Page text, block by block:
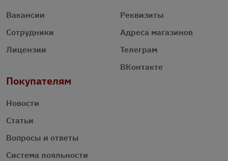
Вакансии
Сотрудники
Лицензии
Реквизиты
Адреса магазинов
Телеграм
ВКонтакте
Покупателям
Новости
Статьи
Вопросы и ответы
Система лояльности